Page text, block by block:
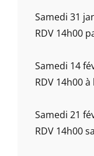
Samedi 31
RDV 14h00
Samedi 14
RDV 14h00
Samedi 21
RDV 14h00